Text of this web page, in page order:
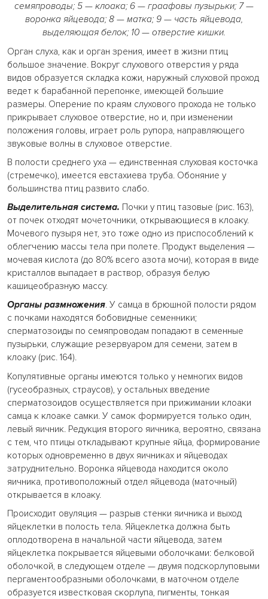
семяпроводы; 5 — клоака; 6 — граафовы пузырьки; 7 —
воронка яйцевода; 8 — матка; 9 — часть яйцевода,
выделяющая белок; 10 — отверстие кишки.
Орган слуха, как и орган зрения, имеет в жизни птиц
большое значение. Вокруг слухового отверстия у ряда
видов образуется складка кожи, наружный слуховой проход
ведет к барабанной перепонке, имеющей большие
размеры. Оперение по краям слухового прохода не только
прикрывает слуховое отверстие, но и, при изменении
положения головы, играет роль рупора, направляющего
звуковые волны в слуховое отверстие.
В полости среднего уха — единственная слуховая косточка
(стремечко), имеется евстахиева труба. Обоняние у
большинства птиц развито слабо.
Выделительная система. Почки у птиц тазовые (рис. 163),
от почек отходят мочеточники, открывающиеся в клоаку.
Мочевого пузыря нет, это тоже одно из приспособлений к
облегчению массы тела при полете. Продукт выделения —
мочевая кислота (до 80% всего азота мочи), которая в виде
кристаллов выпадает в раствор, образуя белую
кашицеобразную массу.
Органы размножения. У самца в брюшной полости рядом
с почками находятся бобовидные семенники;
сперматозоиды по семяпроводам попадают в семенные
пузырьки, служащие резервуаром для семени, затем в
клоаку (рис. 164).
Копулятивные органы имеются только у немногих видов
(гусеобразных, страусов), у остальных введение
сперматозоидов осуществляется при прижимании клоаки
самца к клоаке самки. У самок формируется только один,
левый яичник. Редукция второго яичника, вероятно, связана
с тем, что птицы откладывают крупные яйца, формирование
которых одновременно в двух яичниках и яйцеводах
затруднительно. Воронка яйцевода находится около
яичника, противоположный отдел яйцевода (маточный)
открывается в клоаку.
Происходит овуляция — разрыв стенки яичника и выход
яйцеклетки в полость тела. Яйцеклетка должна быть
оплодотворена в начальной части яйцевода, затем
яйцеклетка покрывается яйцевыми оболочками: белковой
оболочкой, в следующем отделе — двумя подскорлуповыми
пергаментообразными оболочками, в маточном отделе
образуется известковая скорлупа, пигменты, тонкая